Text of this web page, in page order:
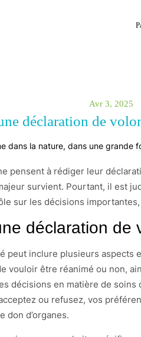
Avr 3, 2025
déclaration de
pensent à rédiger leur
survient. Pourtant, il est
sur les décisions
déclaration de
peut inclure plusieurs aspects
vouloir être réanimé ou non,
décisions en matière de
ou refusez, vos
don d’organes.